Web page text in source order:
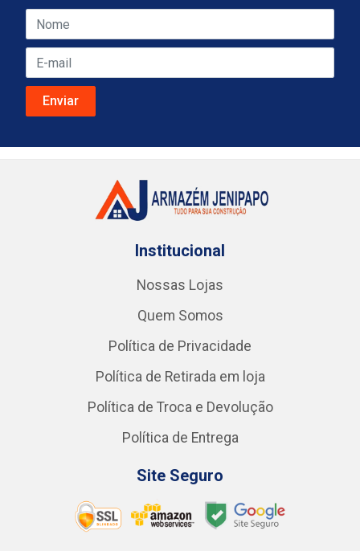
Institucional
Nossas Lojas
Quem Somos
Política de Privacidade
Política de Retirada em loja
Política de Troca e Devolução
Política de Entrega
Site Seguro